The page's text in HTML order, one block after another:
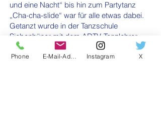
und eine Nacht“ bis hin zum Partytanz
„Cha-cha-slide“ war für alle etwas dabei.
Getanzt wurde in der Tanzschule
Siebenhüner mit dem ADTV-Tanzlehrer
Ralf Janotta. Insbesondere das Tanzen
im großen Tanzsaal auf Parkettboden
Phone E-Mail-Adresse Instagram X